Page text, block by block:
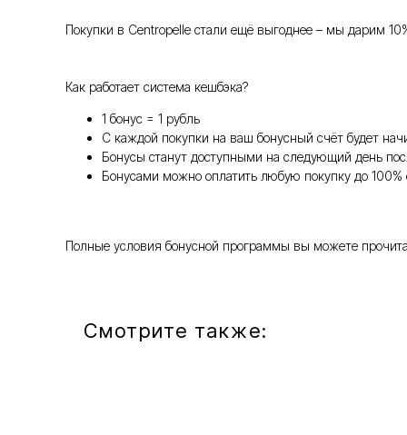
Покупки в Centropelle стали ещё выгоднее – мы дарим
Как работает система кешбэка?
1 бонус = 1 рубль
С каждой покупки на ваш бонусный счёт будет
Бонусы станут доступными на следующий день
Бонусами можно оплатить любую покупку до 100%
Полные условия бонусной программы вы можете
Смотрите также: